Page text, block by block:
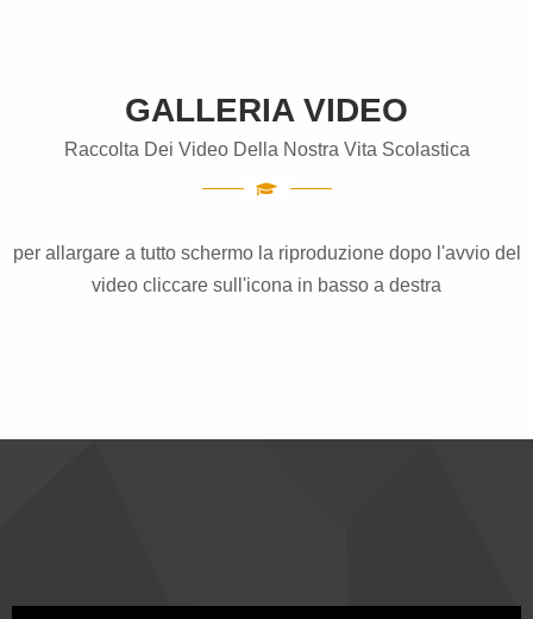
GALLERIA VIDEO
Raccolta Dei Video Della Nostra Vita Scolastica
per allargare a tutto schermo la riproduzione dopo l'avvio del
video cliccare sull'icona in basso a destra